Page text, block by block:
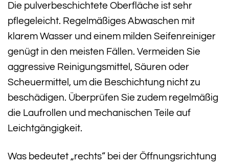
Die pulverbeschichtete Oberfläche ist sehr
pflegeleicht. Regelmäßiges Abwaschen mit
klarem Wasser und einem milden Seifenreiniger
genügt in den meisten Fällen. Vermeiden Sie
aggressive Reinigungsmittel, Säuren oder
Scheuermittel, um die Beschichtung nicht zu
beschädigen. Überprüfen Sie zudem regelmäßig
die Laufrollen und mechanischen Teile auf
Leichtgängigkeit.
Was bedeutet „rechts“ bei der Öffnungsrichtung